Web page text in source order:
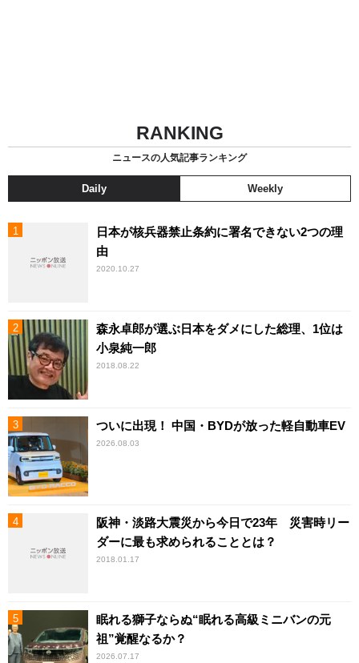
RANKING
ニュースの人気記事ランキング
Daily Weekly
日本が核兵器禁止条約に署名できない2つの理
由
2020.10.27
森永卓郎が選ぶ日本をダメにした総理、1位は
小泉純一郎
2018.08.22
ついに出現！ 中国・BYDが放った軽自動車EV
2026.08.03
阪神・淡路大震災から今日で23年 災害時リー
ダーに最も求められることとは？
2018.01.17
眠れる獅子ならぬ“眠れる高級ミニバンの元
祖”覚醒なるか？
2026.07.17